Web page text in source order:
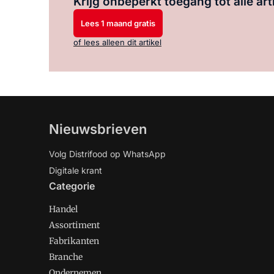
Lees 1 maand gratis
of lees alleen dit artikel
Nieuwsbrieven
Volg Distrifood op WhatsApp
Digitale krant
Categorie
Handel
Assortiment
Fabrikanten
Branche